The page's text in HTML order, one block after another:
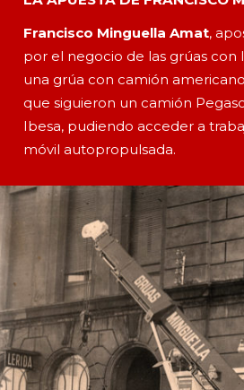
Francisco Minguella Amat,
por el negocio de las grúas con
una grúa con camión
que siguieron un camión
Ibesa, pudiendo acceder a
móvil autopropulsada.